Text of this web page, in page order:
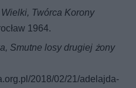
Twórca Korony
1964.
Smutne losy drugiej żony
2018/02/21/adelajda-